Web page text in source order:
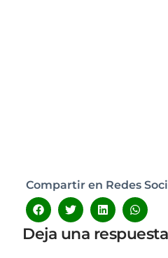
Compartir en Redes
Deja una respuesta